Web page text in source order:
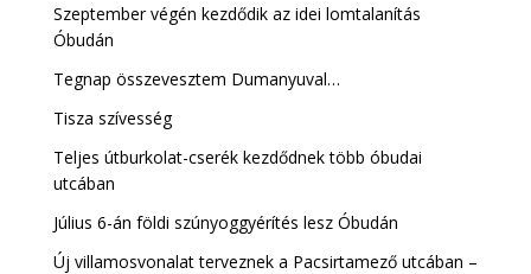
Szeptember végén kezdődik az idei lomtalanítás
Óbudán
Tegnap összevesztem Dumanyuval…
Tisza szívesség
Teljes útburkolat-cserék kezdődnek több óbudai
utcában
Július 6-án földi szúnyoggyérítés lesz Óbudán
Új villamosvonalat terveznek a Pacsirtamező utcában –